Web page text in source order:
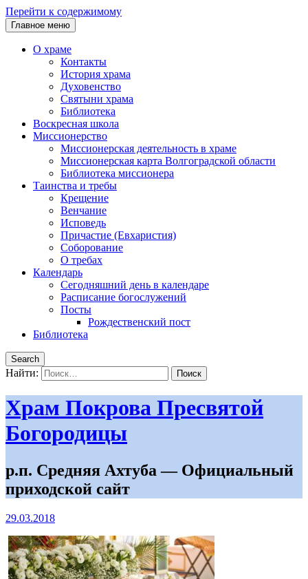
Перейти к содержимому
Главное меню
О храме
Контакты
История храма
Духовенство
Святыни храма
Библиотека
Воскресная школа
Миссионерство
Миссионерская деятельность в храме
Миссионерская карта Волгоградской области
Библиотека миссионера
Таинства и требы
Крещение
Венчание
Исповедь
Причастие (Евхаристия)
Соборование
О требах
Календарь
Сегодняшний день в календаре
Расписание богослужений
Посты
Рождественский пост
Библиотека
Search
Найти:
Храм Покрова Пресвятой
Богородицы
р.п. Средняя Ахтуба — Официальный
приходской сайт
29.03.2018